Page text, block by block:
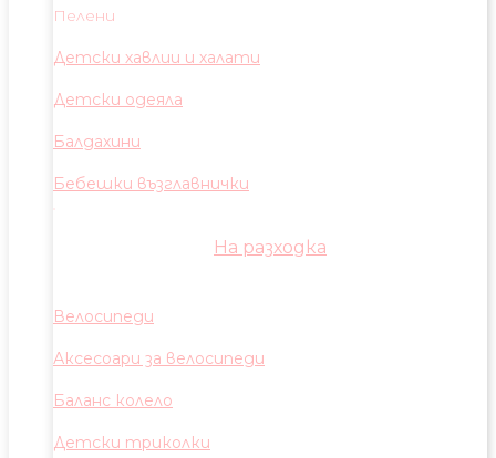
Пелени
Детски хавлии и халати
Детски одеяла
Балдахини
Бебешки възглавнички
На разходка
Велосипеди
Аксесоари за велосипеди
Баланс колело
Детски триколки